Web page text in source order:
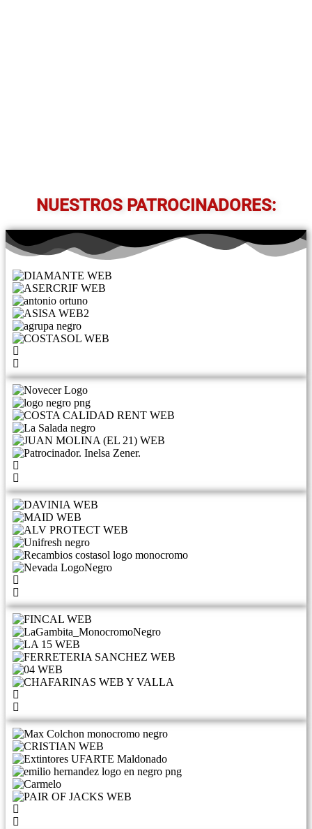
NUESTROS PATROCINADORES: